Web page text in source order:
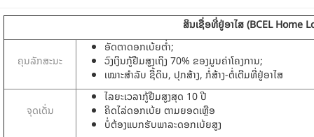
ສິນເຊື່ອທີ່ຢູ່ອາໄສ(BCEL Home
ຄຸນລັກສະນະ
ອັດຕາດອກເບ້ຍຕໍ່າ;
ວົງເງິນກູ້ຢືມສູງເຖິງ 70% ຂອງມູນຄ່າໂຄງການ;
ເໝາະສໍາລັບ ຊື້ດິນ, ປຸກສ້າງ, ກໍ່ສ້າງ-ຕໍ່ເຕີມທີ່ຢູ່ອາໄສ
ຈຸດເດັ່ນ
ໄລຍະເວລາກູ້ຢືມສູງສຸດ 10 ປີ
ຄິດໄລ່ດອກເບ້ຍ ຕາມຍອດເຫຼືອ
ບໍ່ຕ້ອງແບກຮັບພາລະດອກເບ້ຍສູງ